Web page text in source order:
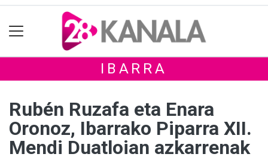
IBARRA
Rubén Ruzafa eta Enara
Oronoz, Ibarrako Piparra XII.
Mendi Duatloian azkarrenak